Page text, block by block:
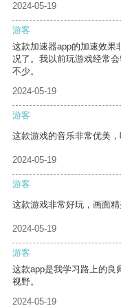
2024-05-19
游客
这款加速器app的加速效果
况了。我以前玩游戏经常
不少。
2024-05-19
游客
这款游戏的音乐非常优美，
2024-05-19
游客
这款游戏非常好玩，画面精
2024-05-19
游客
这款app是我学习路上的良
视野。
2024-05-19